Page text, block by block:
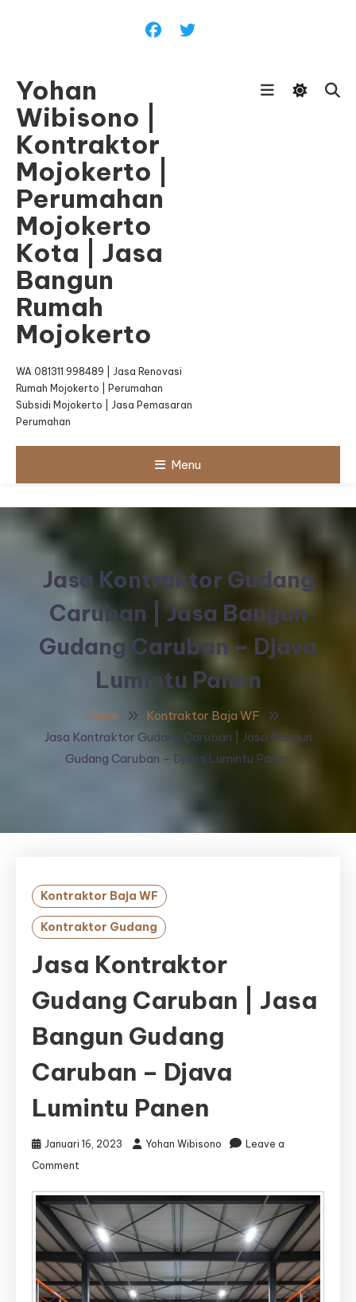
Yohan
Wibisono |
Kontraktor
Mojokerto |
Perumahan
Mojokerto
Kota | Jasa
Bangun
Rumah
Mojokerto
WA 081311 998489 | Jasa Renovasi
Rumah Mojokerto | Perumahan
Subsidi Mojokerto | Jasa Pemasaran
Perumahan
Menu
Jasa Kontraktor Gudang
Caruban | Jasa Bangun
Gudang Caruban – Djava
Lumintu Panen
Home
Kontraktor Baja WF
Jasa Kontraktor Gudang Caruban | Jasa Bangun
Gudang Caruban – Djava Lumintu Panen
Kontraktor Baja WF
Kontraktor Gudang
Jasa Kontraktor
Gudang Caruban | Jasa
Bangun Gudang
Caruban – Djava
Lumintu Panen
Januari 16, 2023 Yohan Wibisono
Leave a
Comment
Kontraktor
Gudang
Caruban
|
Jasa
Bangun
Gudang